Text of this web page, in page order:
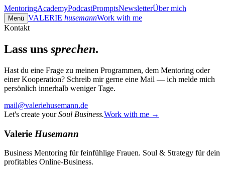
MentoringAcademyPodcastPromptsNewsletterÜber mich
Menü VALERIE husemannWork with me
Kontakt
Lass uns sprechen.
Hast du eine Frage zu meinen Programmen, dem Mentoring oder
einer Kooperation? Schreib mir gerne eine Mail — ich melde mich
persönlich innerhalb weniger Tage.
mail@valeriehusemann.de
Let's create yourSoul Business.Work with me →
Valerie Husemann
Business Mentoring für feinfühlige Frauen. Soul & Strategy für dein
profitables Online-Business.